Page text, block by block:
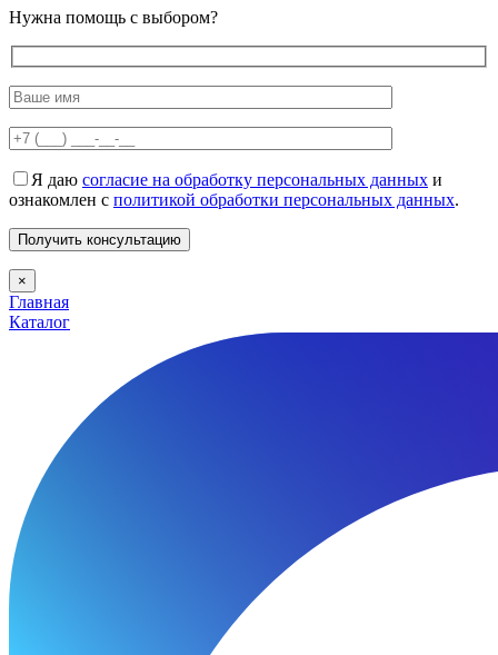
Нужна помощь с выбором?
Я даю согласие на обработку персональных данных и
ознакомлен с политикой обработки персональных данных.
×
Главная
Каталог